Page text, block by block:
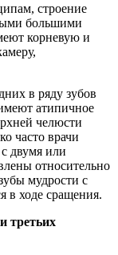
строение
большими
корневую и
в ряду зубов
атипичное
челюсти
часто врачи
двумя или
относительно
мудрости с
в ходе сращения.
третьих